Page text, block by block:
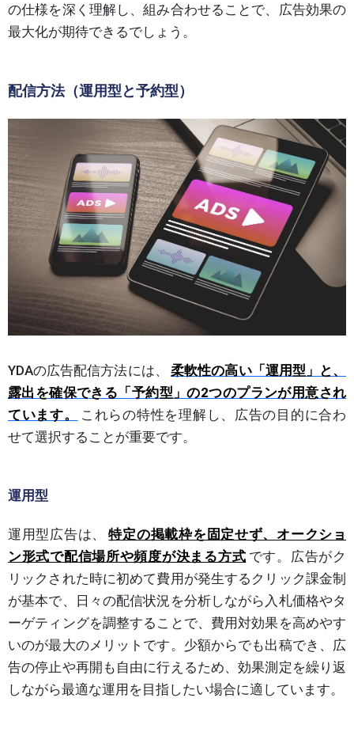
の仕様を深く理解し、組み合わせることで、広告効果の
最大化が期待できるでしょう。
配信方法（運用型と予約型）
YDAの広告配信方法には、
柔軟性の高い「運用型」と、
露出を確保できる「予約型」の2つのプランが用意され
ています。
これらの特性を理解し、広告の目的に合わ
せて選択することが重要です。
運用型
運用型広告は、
特定の掲載枠を固定せず、オークショ
ン形式で配信場所や頻度が決まる方式 です。広告がク
リックされた時に初めて費用が発生するクリック課金制
が基本で、日々の配信状況を分析しながら入札価格やタ
ーゲティングを調整することで、費用対効果を高めやす
いのが最大のメリットです。少額からでも出稿でき、広
告の停止や再開も自由に行えるため、効果測定を繰り返
しながら最適な運用を目指したい場合に適しています。